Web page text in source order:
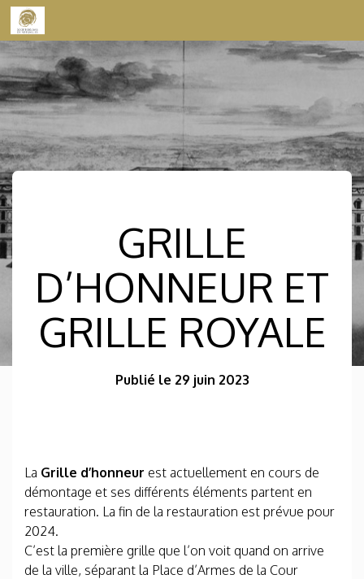
Skip to content
GRILLE
D’HONNEUR ET
GRILLE ROYALE
Publié le 29 juin 2023
La Grille d’honneur est actuellement en cours de
démontage et ses différents éléments partent en
restauration. La fin de la restauration est prévue pour
2024.
C’est la première grille que l’on voit quand on arrive
de la ville, séparant la Place d’Armes de la Cour